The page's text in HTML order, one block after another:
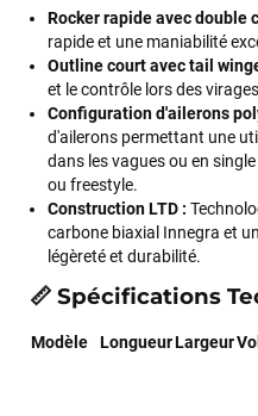
Rocker rapide avec double
rapide et une maniabilité
Outline court avec tail
et le contrôle lors des
Configuration d'ailerons
d'ailerons permettant une
dans les vagues ou en
ou freestyle.
Construction LTD :
carbone biaxial Innegra et
légèreté et durabilité.
📏 Spécifications
Modèle LongueurLargeur